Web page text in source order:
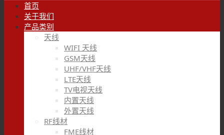
首页
关于我们
产品类别
天线
WIFI 天线
GSM天线
UHF/VHF天线
LTE天线
TV电视天线
内置天线
外置天线
RF线材
FME线材